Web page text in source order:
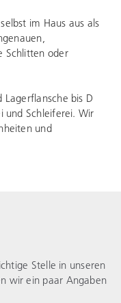
im Haus aus als
Schlitten oder
Lagerflansche bis D
und Schleiferei. Wir
und
Stelle in unseren
wir ein paar Angaben